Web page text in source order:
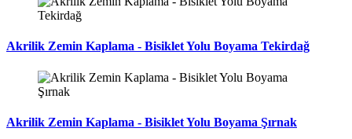
Akrilik Zemin Kaplama - Bisiklet Yolu Boyama Tekirdağ
Akrilik Zemin Kaplama - Bisiklet Yolu Boyama Şırnak